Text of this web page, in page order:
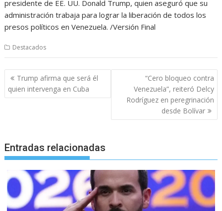
presidente de EE. UU. Donald Trump, quien aseguró que su
administración trabaja para lograr la liberación de todos los
presos políticos en Venezuela. /Versión Final
Destacados
Navegación
de
entradas
Trump afirma que será él
quien intervenga en Cuba
“Cero bloqueo contra
Venezuela”, reiteró Delcy
Rodríguez en peregrinación
desde Bolívar
Entradas relacionadas